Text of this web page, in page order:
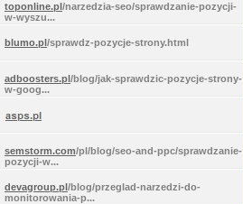
toponline.pl/narzedzia-seo/sprawdzanie-pozycji-
w-wyszu...
blumo.pl/sprawdz-pozycje-strony.html
adboosters.pl/blog/jak-sprawdzic-pozycje-strony-
w-goog...
semstorm.com/pl/blog/seo-and-ppc/sprawdzanie-
pozycji-w...
devagroup.pl/blog/przeglad-narzedzi-do-
monitorowania-p...